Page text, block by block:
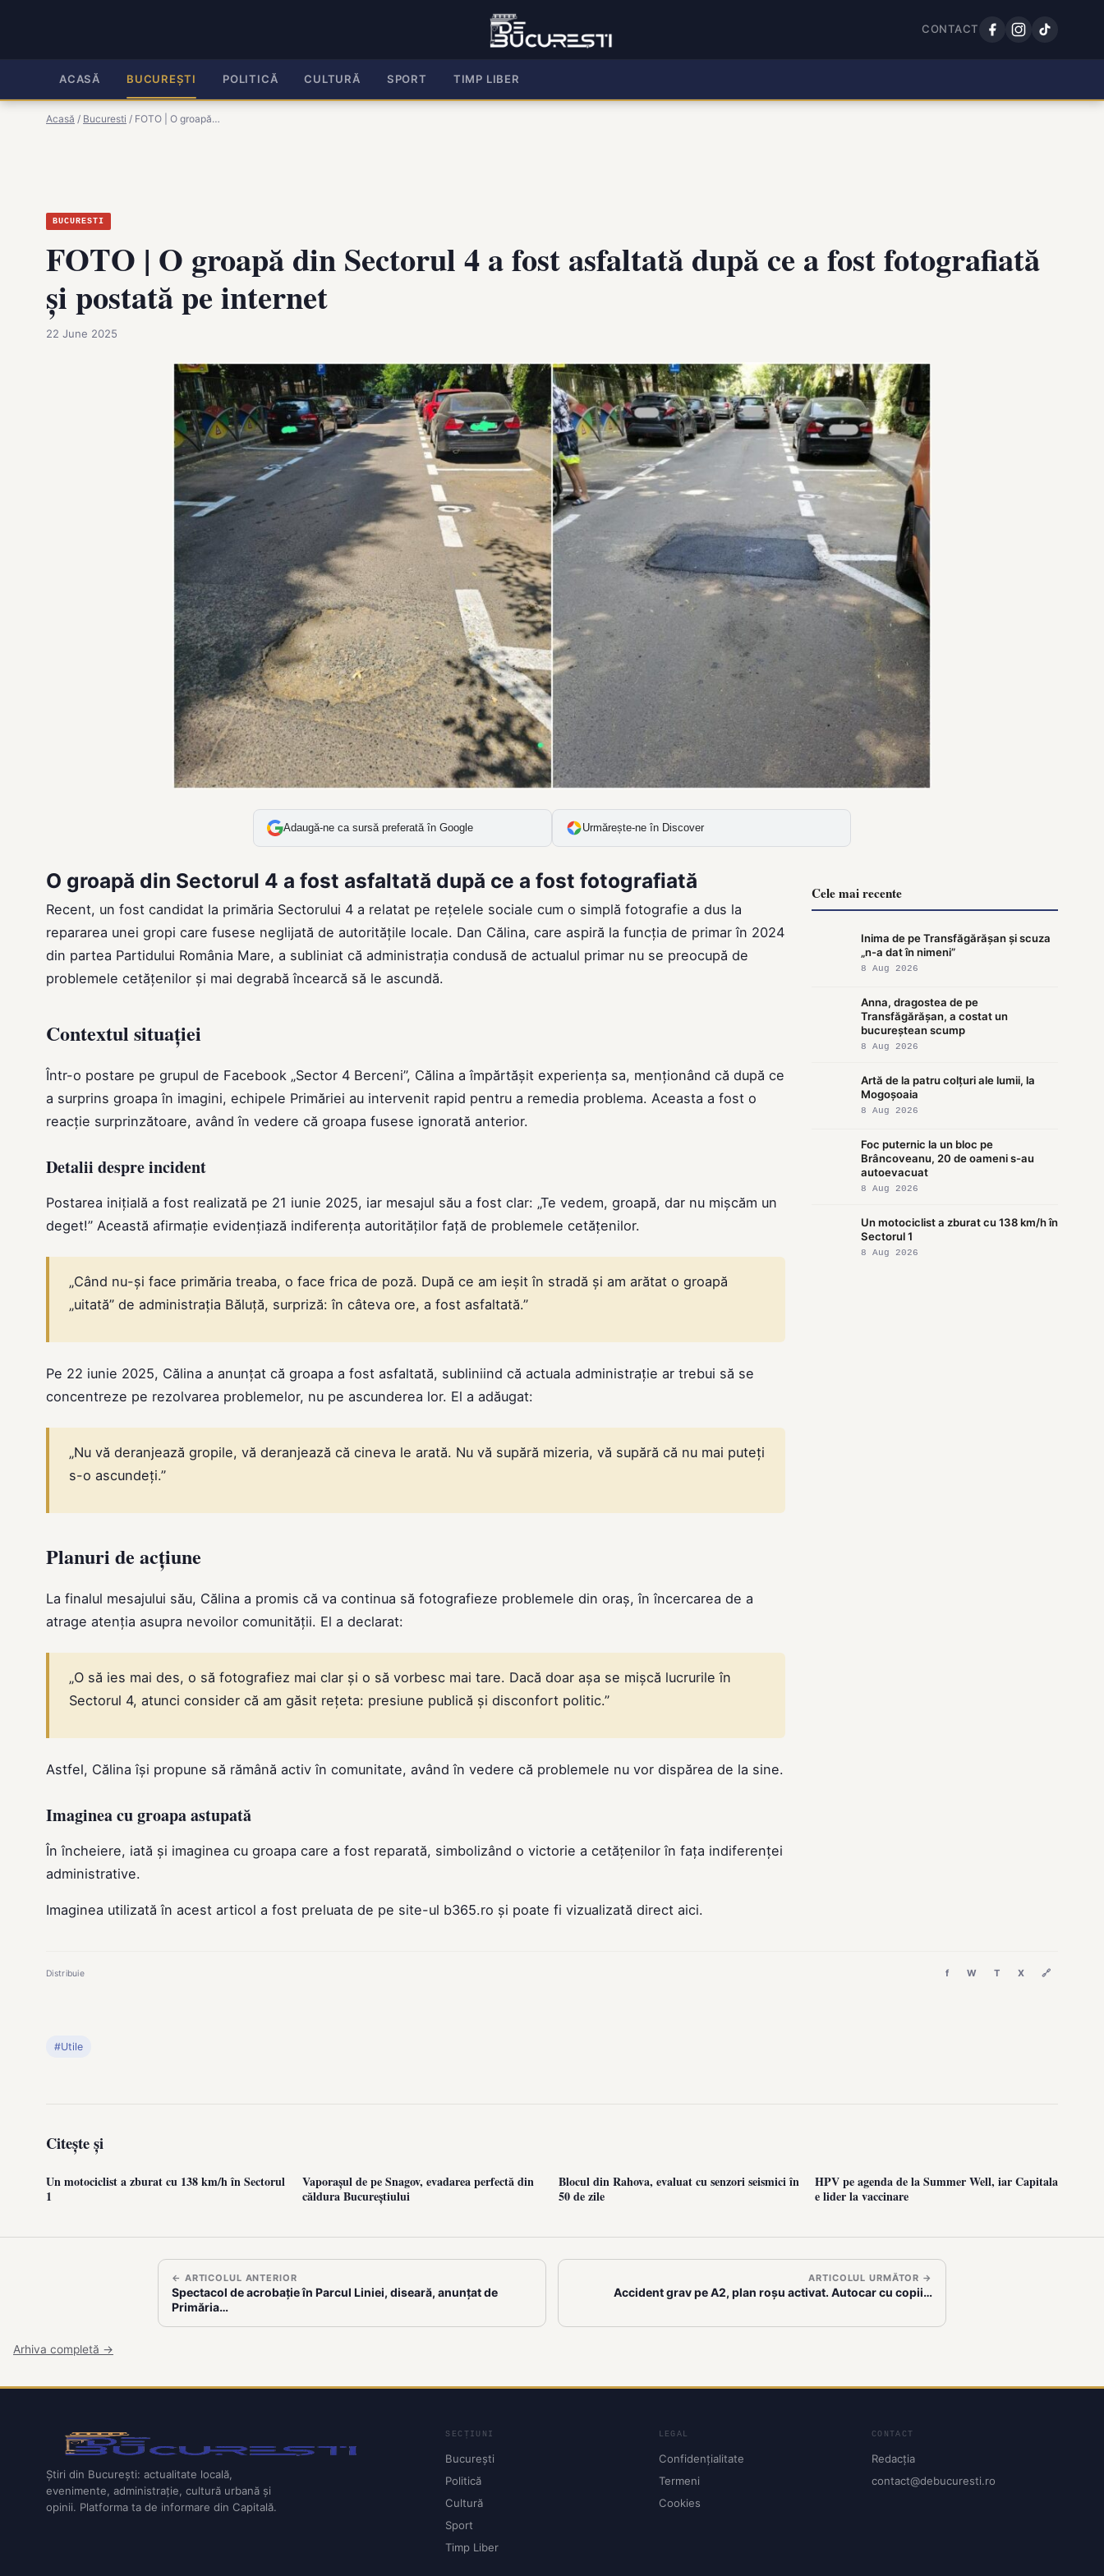
CONTACT
ACASĂ BUCUREȘTI POLITICĂ CULTURĂ SPORT TIMP LIBER
Acasă / Bucuresti / FOTO | O groapă…
BUCURESTI
FOTO | O groapă din Sectorul 4 a fost asfaltată după ce a fost fotografiată
și postată pe internet
22 June 2025
Adaugă-ne ca sursă preferată în Google Urmărește-ne în Discover
O groapă din Sectorul 4 a fost asfaltată după ce a fost fotografiată
Recent, un fost candidat la primăria Sectorului 4 a relatat pe rețelele sociale cum o simplă fotografie a dus la
repararea unei gropi care fusese neglijată de autoritățile locale. Dan Călina, care aspiră la funcția de primar în 2024
din partea Partidului România Mare, a subliniat că administrația condusă de actualul primar nu se preocupă de
problemele cetățenilor și mai degrabă încearcă să le ascundă.
Contextul situației
Într-o postare pe grupul de Facebook „Sector 4 Berceni”, Călina a împărtășit experiența sa, menționând că după ce
a surprins groapa în imagini, echipele Primăriei au intervenit rapid pentru a remedia problema. Aceasta a fost o
reacție surprinzătoare, având în vedere că groapa fusese ignorată anterior.
Detalii despre incident
Postarea inițială a fost realizată pe 21 iunie 2025, iar mesajul său a fost clar: „Te vedem, groapă, dar nu mișcăm un
deget!” Această afirmație evidențiază indiferența autorităților față de problemele cetățenilor.
„Când nu-și face primăria treaba, o face frica de poză. După ce am ieșit în stradă și am arătat o groapă
„uitată” de administrația Băluță, surpriză: în câteva ore, a fost asfaltată.”
Pe 22 iunie 2025, Călina a anunțat că groapa a fost asfaltată, subliniind că actuala administrație ar trebui să se
concentreze pe rezolvarea problemelor, nu pe ascunderea lor. El a adăugat:
„Nu vă deranjează gropile, vă deranjează că cineva le arată. Nu vă supără mizeria, vă supără că nu mai puteți
s-o ascundeți.”
Planuri de acțiune
La finalul mesajului său, Călina a promis că va continua să fotografieze problemele din oraș, în încercarea de a
atrage atenția asupra nevoilor comunității. El a declarat:
„O să ies mai des, o să fotografiez mai clar și o să vorbesc mai tare. Dacă doar așa se mișcă lucrurile în
Sectorul 4, atunci consider că am găsit rețeta: presiune publică și disconfort politic.”
Astfel, Călina își propune să rămână activ în comunitate, având în vedere că problemele nu vor dispărea de la sine.
Imaginea cu groapa astupată
În încheiere, iată și imaginea cu groapa care a fost reparată, simbolizând o victorie a cetățenilor în fața indiferenței
administrative.
Imaginea utilizată în acest articol a fost preluata de pe site-ul b365.ro și poate fi vizualizată direct aici.
Cele mai recente
Inima de pe Transfăgărășan și scuza
„n-a dat în nimeni”
8 Aug 2026
Anna, dragostea de pe
Transfăgărășan, a costat un
bucureștean scump
8 Aug 2026
Artă de la patru colțuri ale lumii, la
Mogoșoaia
8 Aug 2026
Foc puternic la un bloc pe
Brâncoveanu, 20 de oameni s-au
autoevacuat
8 Aug 2026
Un motociclist a zburat cu 138 km/h în
Sectorul 1
8 Aug 2026
Distribuie f W T X 🔗
#Utile
Citește și
Un motociclist a zburat cu 138 km/h în Sectorul
1
Vaporașul de pe Snagov, evadarea perfectă din
căldura Bucureștiului
Blocul din Rahova, evaluat cu senzori seismici în
50 de zile
HPV pe agenda de la Summer Well, iar Capitala
e lider la vaccinare
← ARTICOLUL ANTERIOR
Spectacol de acrobație în Parcul Liniei, diseară, anunțat de
Primăria…
ARTICOLUL URMĂTOR →
Accident grav pe A2, plan roșu activat. Autocar cu copii…
Arhiva completă →
Știri din București: actualitate locală,
evenimente, administrație, cultură urbană și
opinii. Platforma ta de informare din Capitală.
SECȚIUNI
București
Politică
Cultură
Sport
Timp Liber
LEGAL
Confidențialitate
Termeni
Cookies
CONTACT
Redacția
contact@debucuresti.ro